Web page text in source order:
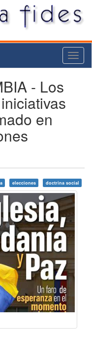
- Los
en
elecciones doctrina social